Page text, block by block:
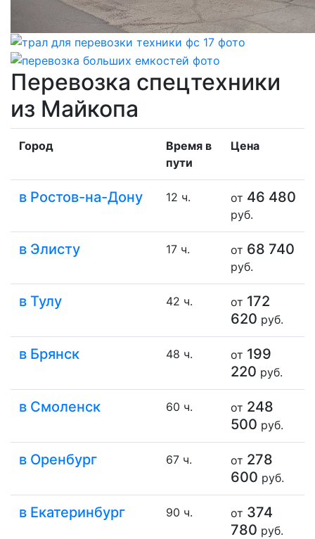
Перевозка спецтехники
из Майкопа
Город
Время в
пути
Цена
в Ростов-на-Дону 12 ч. от 46 480
руб.
в Элисту 17 ч. от 68 740
руб.
в Тулу 42 ч. от 172
620 руб.
в Брянск 48 ч. от 199
220 руб.
в Смоленск 60 ч. от 248
500 руб.
в Оренбург 67 ч. от 278
600 руб.
в Екатеринбург 90 ч. от 374
780 руб.